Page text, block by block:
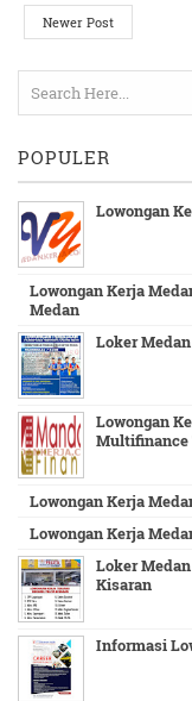
Newer Post
POPULER
Lowongan
Lowongan Kerja
Medan
Loker
Lowongan
Multifinance
Lowongan Kerja
Lowongan Kerja
Loker
Kisaran
Informasi